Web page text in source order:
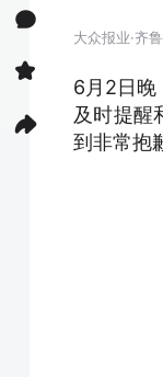
大众报业·齐
6月2日晚
及时提醒
到非常抱